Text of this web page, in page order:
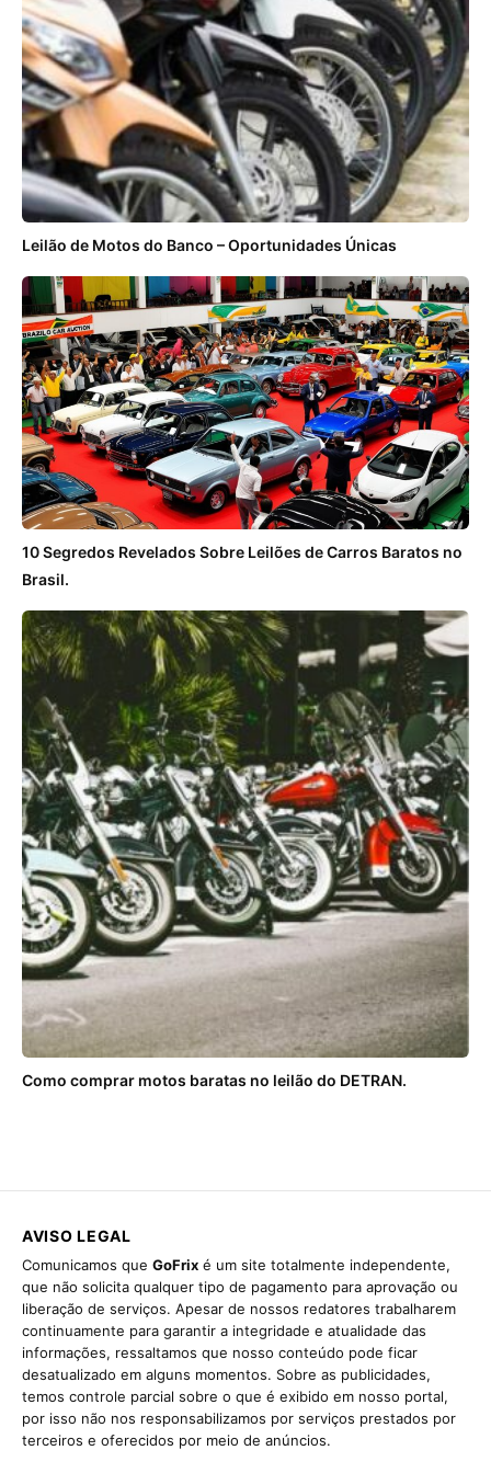
Leilão de Motos do Banco – Oportunidades Únicas
10 Segredos Revelados Sobre Leilões de Carros Baratos no
Brasil.
Como comprar motos baratas no leilão do DETRAN.
AVISO LEGAL
Comunicamos que GoFrix é um site totalmente independente,
que não solicita qualquer tipo de pagamento para aprovação ou
liberação de serviços. Apesar de nossos redatores trabalharem
continuamente para garantir a integridade e atualidade das
informações, ressaltamos que nosso conteúdo pode ficar
desatualizado em alguns momentos. Sobre as publicidades,
temos controle parcial sobre o que é exibido em nosso portal,
por isso não nos responsabilizamos por serviços prestados por
terceiros e oferecidos por meio de anúncios.